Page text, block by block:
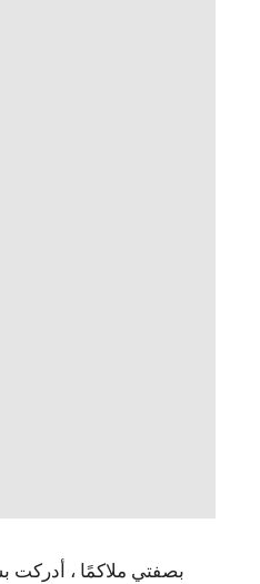
بصفتي ملاكمًا ، أدركت